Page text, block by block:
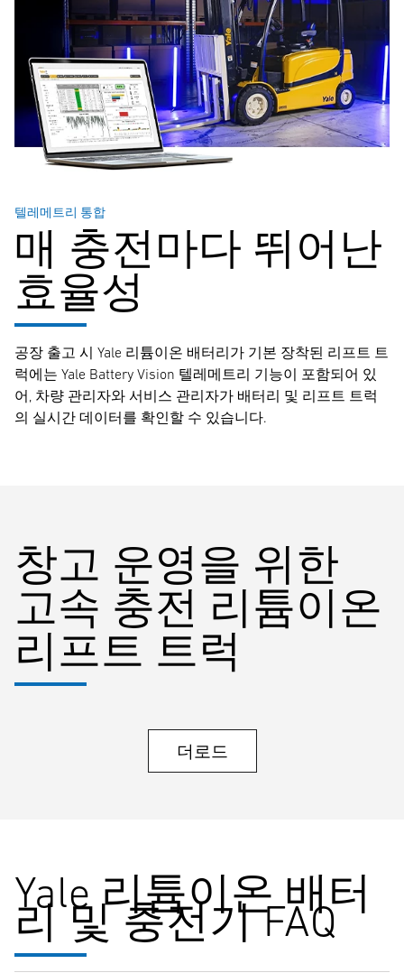
텔레메트리 통합
매 충전마다 뛰어난
효율성
공장 출고 시 Yale 리튬이온 배터리가 기본 장착된 리프트 트
럭에는 Yale Battery Vision 텔레메트리 기능이 포함되어 있
어, 차량 관리자와 서비스 관리자가 배터리 및 리프트 트럭
의 실시간 데이터를 확인할 수 있습니다.
창고 운영을 위한
고속 충전 리튬이온
리프트 트럭
더로드
Yale 리튬이온 배터
리 및 충전기 FAQ